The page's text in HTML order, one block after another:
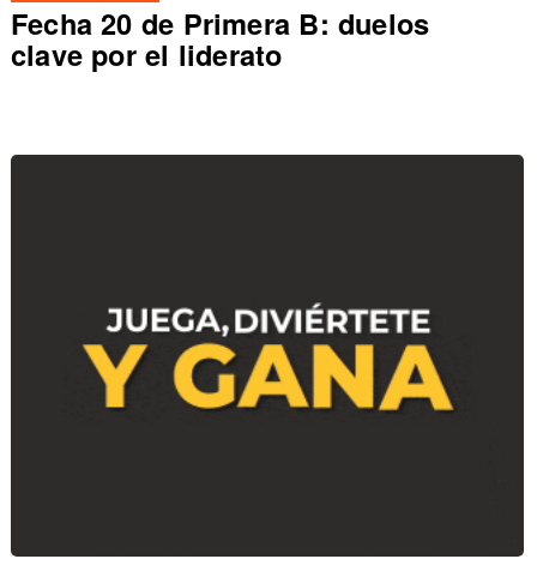
Fecha 20 de Primera B: duelos
clave por el liderato